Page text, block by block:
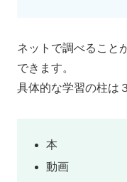
ネットで調べること
できます。
具体的な学習の柱は
本
動画